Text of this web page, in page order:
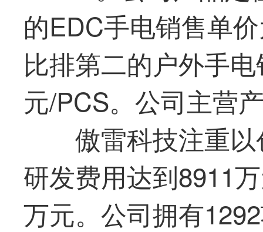
的EDC手电销售单
比排第二的户外手
元/PCS。公司主营
傲雷科技注重
研发费用达到8911
万元。公司拥有